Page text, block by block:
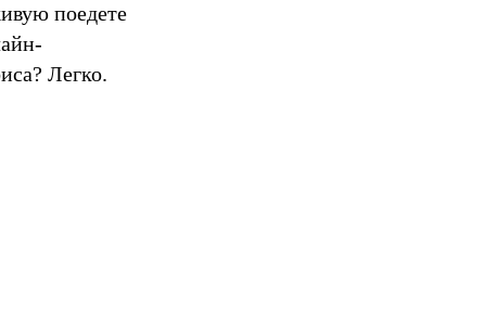
поедете
Легко.